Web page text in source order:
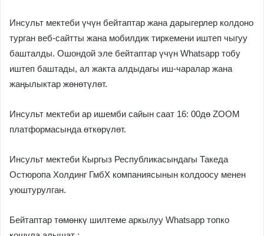
Инсульт мектеби үчүн бейтаптар жана дарыгерлер колдоно
турган веб-сайтты жана мобилдик тиркемени иштеп чыгуу
башталды. Ошондой эле бейтаптар үчүн Whatsapp тобу
иштеп баштады, ал жакта алдыдагы иш-чаралар жана
жаңылыктар жөнөтүлөт.
Инсульт мектеби ар ишемби сайын саат 16: 00дө ZOOM
платформасында өткөрүлөт.
Инсульт мектеби Кыргыз Республикасындагы Такеда
Остюропа Холдинг ГмбХ компаниясынын колдоосу менен
уюштурулган.
Бейтаптар төмөнкү шилтеме аркылуу Whatsapp топко